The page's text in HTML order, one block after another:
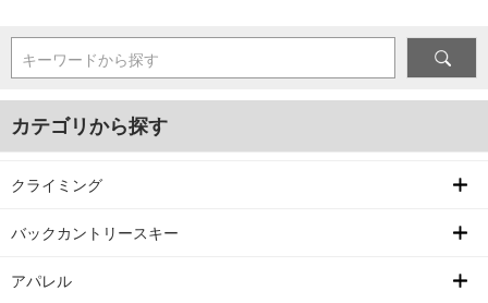
キーワードから探す
カテゴリから探す
クライミング
バックカントリースキー
アパレル